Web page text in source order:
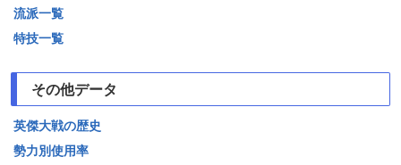
流派一覧
特技一覧
その他データ
英傑大戦の歴史
勢力別使用率